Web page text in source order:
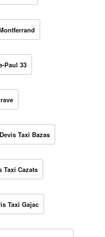
Paul 33
Devis Taxi Bazas
Taxi Cazats
Taxi Gajac